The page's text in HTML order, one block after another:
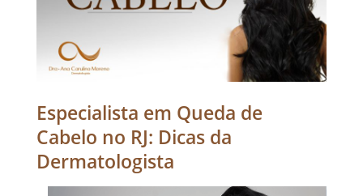
Especialista em Queda de
Cabelo no RJ: Dicas da
Dermatologista